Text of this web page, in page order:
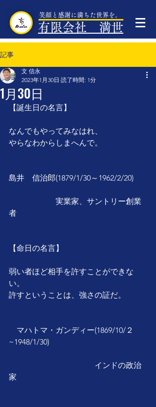
笑顔と感謝に満ちた世界を。
有限会社 満世
記事
1月30日
文 信永
2023年1月30日 読了時間: 1分
【誕生日の名言】
なんでもやってみなはれ、
やらなわからしまへんで。
島井　信治郎(1879/1/30～1962/2/20)
実業家、サントリー創業
者
【命日の名言】
弱い者ほど相手を許すことができな
い。
許すということは、強さの証だ。
マハトマ・ガンディー(1869/10/２
~1948/1/30)
インドの政治
家